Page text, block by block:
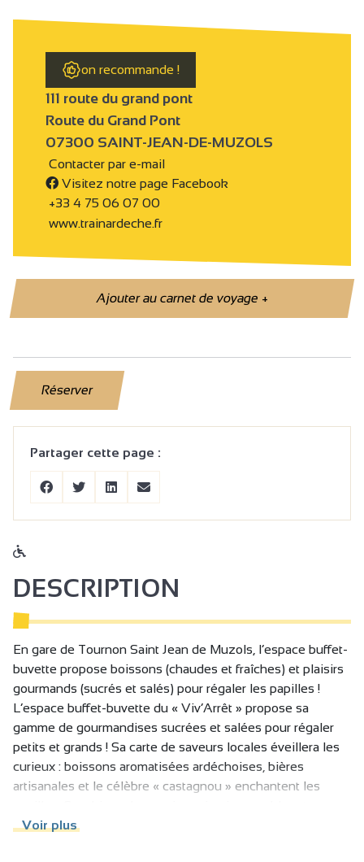
on recommande !
111 route du grand pont
Route du Grand Pont
07300 SAINT-JEAN-DE-MUZOLS
Contacter par e-mail
Visitez notre page Facebook
+33 4 75 06 07 00
www.trainardeche.fr
Ajouter au carnet de voyage+
Réserver
Partager cette page :
DESCRIPTION
En gare de Tournon Saint Jean de Muzols, l’espace buffet-
buvette propose boissons (chaudes et fraîches) et plaisirs
gourmands (sucrés et salés) pour régaler les papilles !
L’espace buffet-buvette du « Viv’Arrêt » propose sa
gamme de gourmandises sucrées et salées pour régaler
petits et grands ! Sa carte de saveurs locales éveillera les
curieux : boissons aromatisées ardéchoises, bières
artisanales et le célèbre « castagnou » enchantent les
les envies !
Voir plus